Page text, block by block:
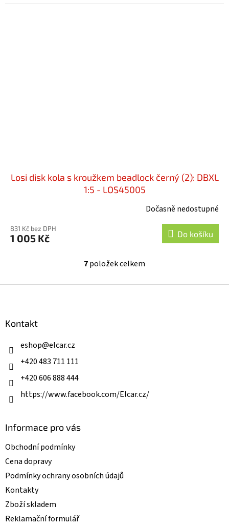
Losi disk kola s kroužkem beadlock černý (2): DBXL
1:5 - LOS45005
Dočasně nedostupné
831 Kč bez DPH
1 005 Kč Do košíku
O
l
v
7položek celkem
Kontakt
eshop@elcar.cz
+420 483 711 111
+420 606 888 444
https://www.facebook.com/Elcar.cz/
Informace pro vás
Obchodní podmínky
Cena dopravy
Podmínky ochrany osobních údajů
Kontakty
Zboží skladem
Reklamační formulář